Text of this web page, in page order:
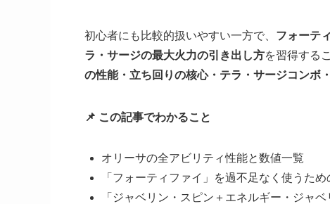
初心者にも比較的扱いやすい一方で、 フォーテ
ラ・サージの最大火力の引き出し方を習得する
の性能・立ち回りの核心・テラ・サージコンボ
📌 この記事でわかること
オリーサの全アビリティ性能と数値一覧
「フォーティファイ」を過不足なく使うた
「ジャベリン・スピン＋エネルギー・ジャ